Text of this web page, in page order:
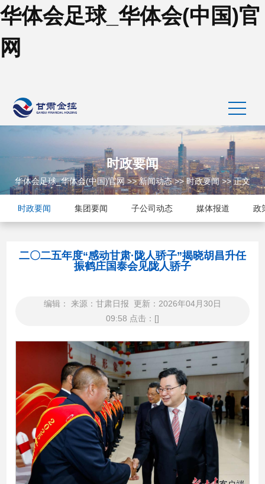
华体会足球_华体会(中国)官
网
时政要闻
华体会足球_华体会(中国)官网>>新闻动态>>时政要闻>> 正文
时政要闻 集团要闻 子公司动态 媒体报道 政
二〇二五年度“感动甘肃·陇人骄子”揭晓胡昌升任
振鹤庄国泰会见陇人骄子
编辑： 来源：甘肃日报 更新：2026年04月30日
09:58 点击：[]